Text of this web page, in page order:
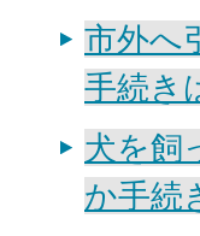
市外へ
手続き
犬を飼
か手続